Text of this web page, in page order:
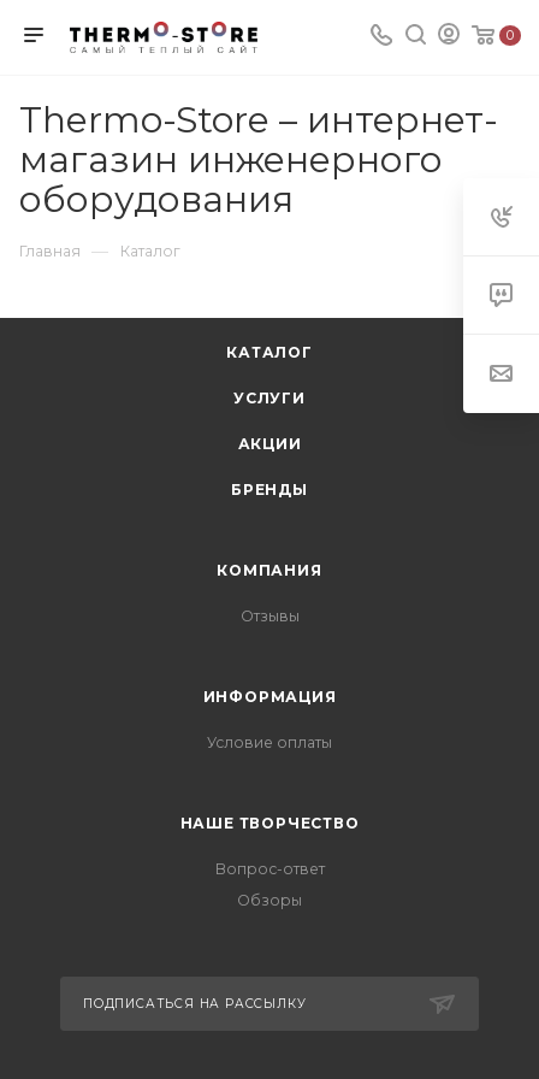
0
Thermo-Store – интернет-
магазин инженерного
оборудования
Главная — Каталог
КАТАЛОГ
УСЛУГИ
АКЦИИ
БРЕНДЫ
КОМПАНИЯ
Отзывы
ИНФОРМАЦИЯ
Условие оплаты
НАШЕ ТВОРЧЕСТВО
Вопрос-ответ
Обзоры
ПОДПИСАТЬСЯ НА РАССЫЛКУ